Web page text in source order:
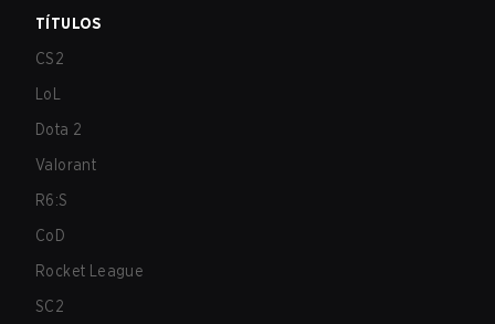
TÍTULOS
CS2
LoL
Dota 2
Valorant
R6:S
CoD
Rocket League
SC2